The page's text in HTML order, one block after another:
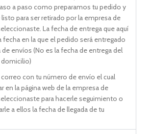
a paso como preparamos tu pedido y
para ser retirado por la empresa de
La fecha de entrega que aquí
fecha en la que el pedido será entregado
de envíos (No es la fecha de entrega del
domicilio)
correo con tu número de envío el cual
en la página web de la empresa de
para hacerle seguimiento o
a ellos la fecha de llegada de tu